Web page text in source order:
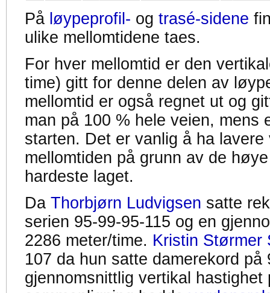
På løypeprofil- og trasé-sidene
ulike mellomtidene taes.
For hver mellomtid er den
time) gitt for denne delen av
mellomtid er også regnet ut og
man på 100 % hele veien, mens
starten. Det er vanlig å ha
mellomtiden på grunn av de
hardeste laget.
Da Thorbjørn Ludvigsen satte
serien 95-99-95-115 og en
2286 meter/time. Kristin Størmer
107 da hun satte damerekord på
gjennomsnittlig vertikal hastighet